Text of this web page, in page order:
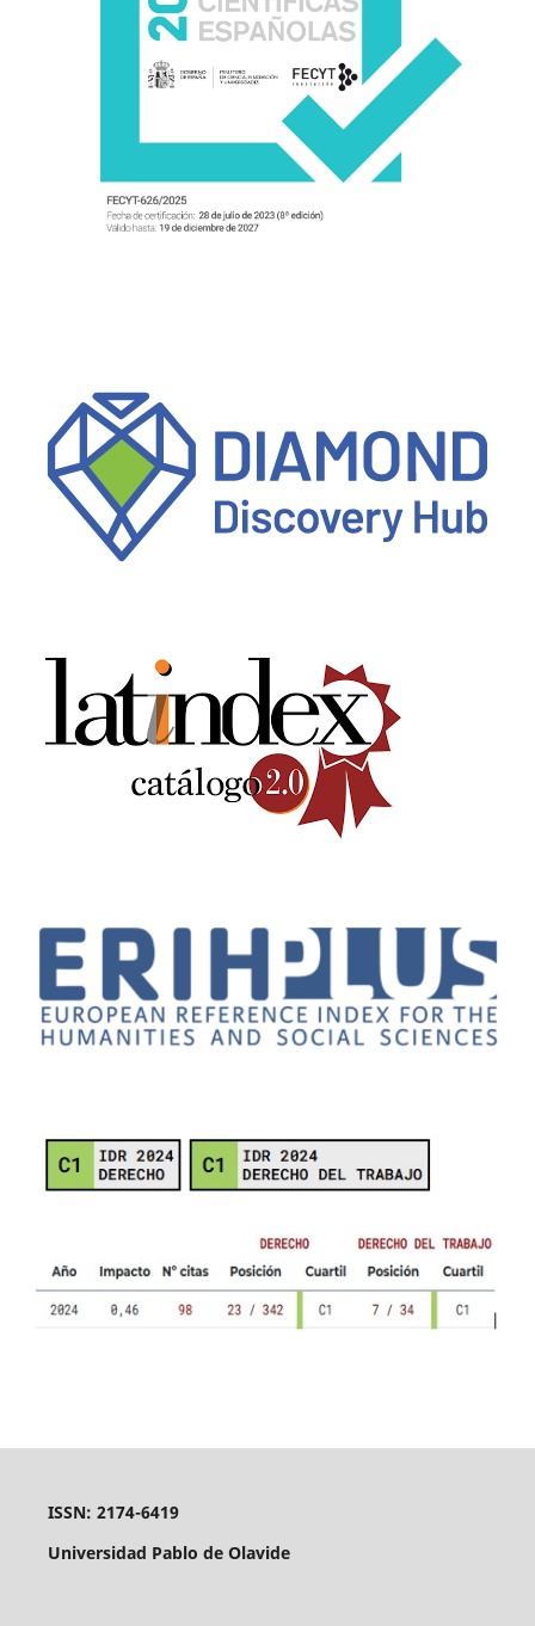
ISSN: 2174-6419
Universidad Pablo de Olavide